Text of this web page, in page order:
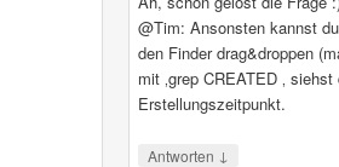
@Tim: Ansonsten kannst
den Finder drag&droppen
mit ‚grep CREATED ‚ siehst
Erstellungszeitpunkt.
Antworten ↓